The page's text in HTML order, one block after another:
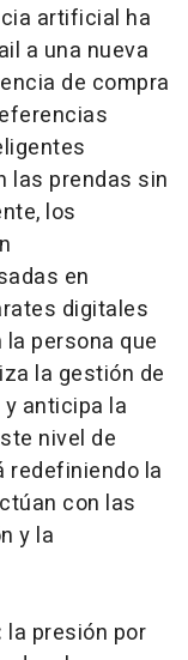
artificial ha
a una nueva
de compra
las prendas sin
los
en
digitales
persona que
la gestión de
anticipa la
nivel de
la
con las
y la
la presión por